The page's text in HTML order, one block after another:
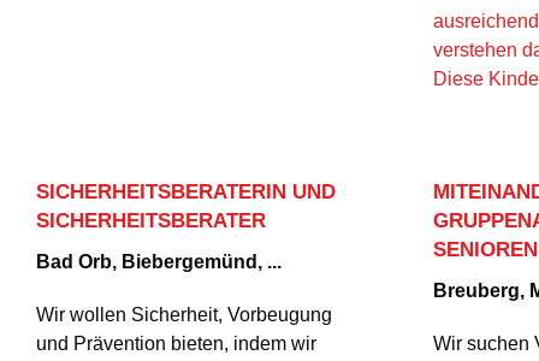
verstehen
Diese
SICHERHEITSBERATERIN UND
SICHERHEITSBERATER
Bad Orb, Biebergemünd, ...
Wir wollen Sicherheit, Vorbeugung
und Prävention bieten, indem wir
SENIOREN
Breuberg,
Wir suchen